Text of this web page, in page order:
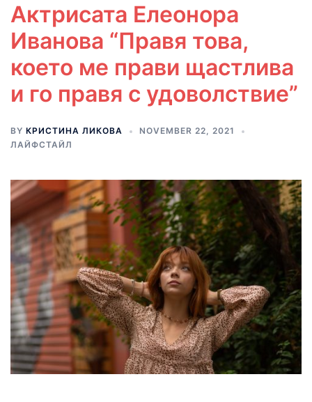
Актрисата Елеонора
Иванова “Правя това,
което ме прави щастлива
и го правя с удоволствие”
BY КРИСТИНА ЛИКОВА
NOVEMBER 22, 2021
ЛАЙФСТАЙЛ